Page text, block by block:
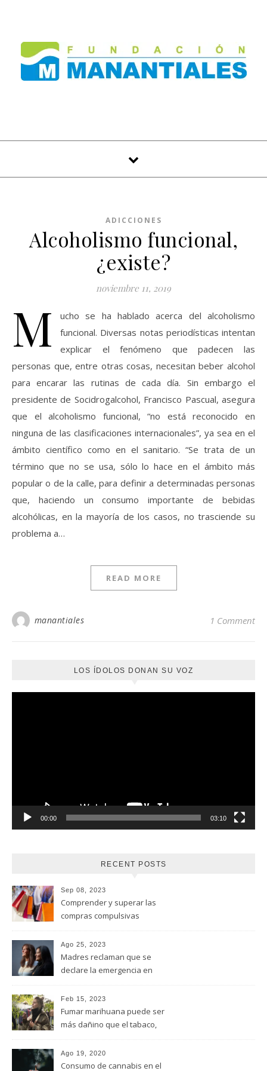
ADICCIONES
Alcoholismo funcional,
¿existe?
noviembre 11, 2019
M
ucho se ha hablado acerca del alcoholismo
funcional. Diversas notas periodísticas intentan
explicar el fenómeno que padecen las
personas que, entre otras cosas, necesitan beber alcohol
para encarar las rutinas de cada día. Sin embargo el
presidente de Socidrogalcohol, Francisco Pascual, asegura
que el alcoholismo funcional, “no está reconocido en
ninguna de las clasificaciones internacionales”, ya sea en el
ámbito científico como en el sanitario. “Se trata de un
término que no se usa, sólo lo hace en el ámbito más
popular o de la calle, para definir a determinadas personas
que, haciendo un consumo importante de bebidas
alcohólicas, en la mayoría de los casos, no trasciende su
problema a…
READ MORE
manantiales 1 Comment
LOS ÍDOLOS DONAN SU VOZ
00:00 03:10
RECENT POSTS
Sep 08, 2023
Comprender y superar las
compras compulsivas
Ago 25, 2023
Madres reclaman que se
declare la emergencia en
Feb 15, 2023
Fumar marihuana puede ser
más dañino que el tabaco,
Universidad de Ottawa
Ago 19, 2020
Consumo de cannabis en el